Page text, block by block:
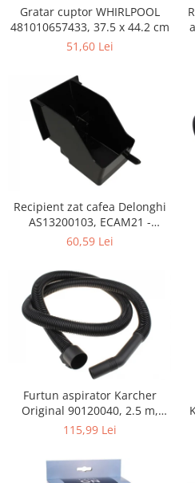
Servere, Componente & UPS
Telecomenzi garaj
Accesorii antrenament
Accesorii Fitness
Accesorii sportive
Articole Voiaj
Sporturi acvatice
Sporturi de interior
Aparate Foto & Accesorii
Audio HI-FI & Profesionale
Camere video si sport
Drone si Accesorii
Home Cinema & Audio
Playere, Boxe & Casti
Telescoape & Optica
Televizoare & accesorii
Ambalaje cadouri
Gratar cuptor WHIRLPOOL
481010657433, 37.5 x 44.2 cm
51,60 Lei
Recipient zat cafea Delonghi
AS13200103, ECAM21 -
ECAM25
60,59 Lei
Furtun aspirator Karcher
Original 90120040, 2.5 m,
negru
115,99 Lei